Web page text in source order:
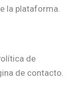
la plataforma.
de
de contacto.